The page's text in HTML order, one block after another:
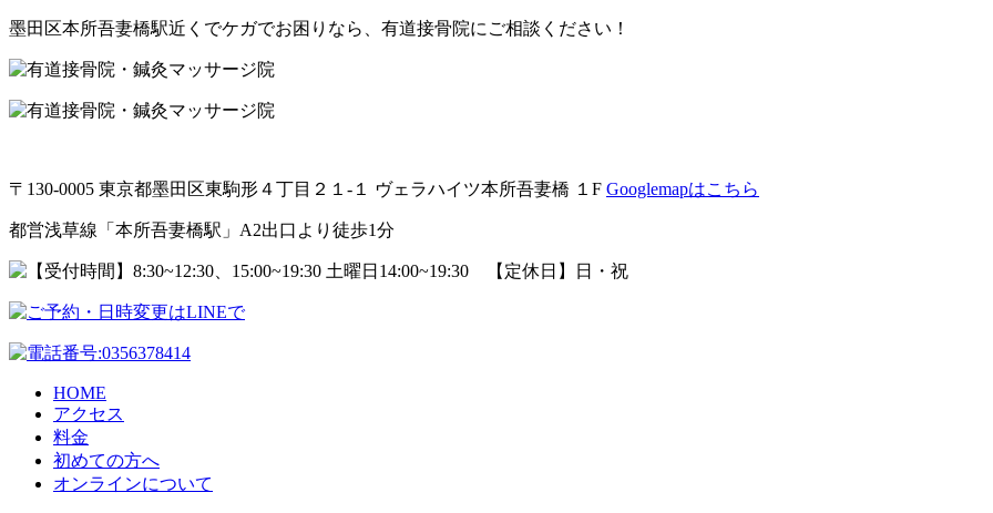
墨田区本所吾妻橋駅近くでケガでお困りなら、有道接骨院にご相談ください！
〒130-0005 東京都墨田区東駒形４丁目２１-１ ヴェラハイツ本所吾妻橋 １F Googlemapはこちら
都営浅草線「本所吾妻橋駅」A2出口より徒歩1分
HOME
アクセス
料金
初めての方へ
オンラインについて